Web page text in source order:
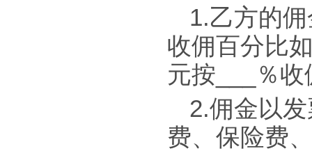
1.乙方的
收佣百分比
元按___％收
2.佣金以
费、保险费